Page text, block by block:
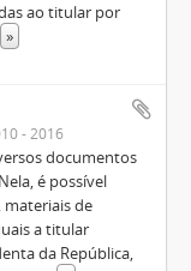
ao titular por
»
- 2016
documentos
é possível
de
a titular
da República,